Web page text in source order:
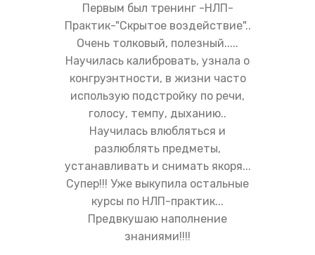
Первым был тренинг -НЛП-
Практик-"Скрытое воздействие"..
Очень толковый, полезный.....
Научилась калибровать, узнала о
конгруэнтности, в жизни часто
использую подстройку по речи,
голосу, темпу, дыханию..
Научилась влюбляться и
разлюблять предметы,
устанавливать и снимать якоря...
Супер!!! Уже выкупила остальные
курсы по НЛП-практик...
Предвкушаю наполнение
знаниями!!!!